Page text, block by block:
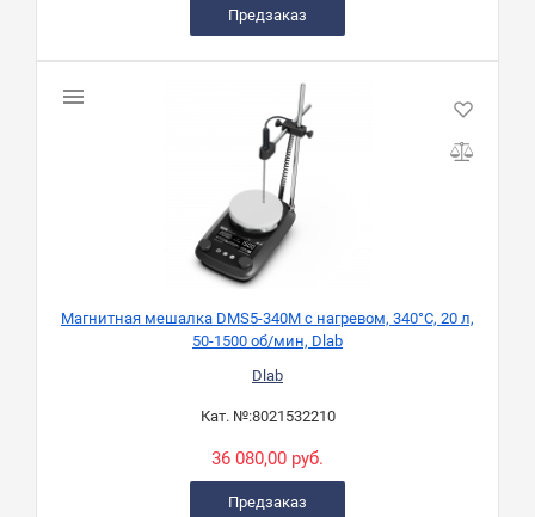
Предзаказ
Магнитная мешалка DMS5-340M с нагревом, 340°C, 20 л,
50-1500 об/мин, Dlab
Dlab
Кат. №:8021532210
36 080,00 руб.
Предзаказ